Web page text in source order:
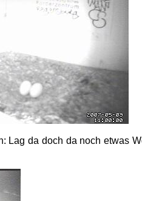
Lag da doch da noch etwas